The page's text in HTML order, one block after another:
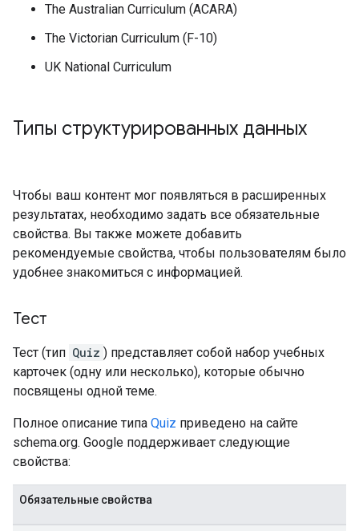
The Australian Curriculum (ACARA)
The Victorian Curriculum (F-10)
UK National Curriculum
Типы структурированных данных
Чтобы ваш контент мог появляться в расширенных
результатах, необходимо задать все обязательные
свойства. Вы также можете добавить
рекомендуемые свойства, чтобы пользователям было
удобнее знакомиться с информацией.
Тест
Тест (тип Quiz ) представляет собой набор учебных
карточек (одну или несколько), которые обычно
посвящены одной теме.
Полное описание типа Quiz приведено на сайте
schema.org. Google поддерживает следующие
свойства:
Обязательные свойства